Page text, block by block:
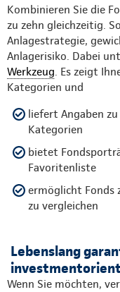
Kombinieren Sie die
zu zehn gleichzeitig.
Anlagestrategie,
Anlagerisiko. Dabei
Werkzeug. Es zeigt
Kategorien und
liefert Angaben
Kategorien
bietet
Favoritenliste
ermöglicht Fonds
zu vergleichen
Lebenslang
Wenn Sie möchten,